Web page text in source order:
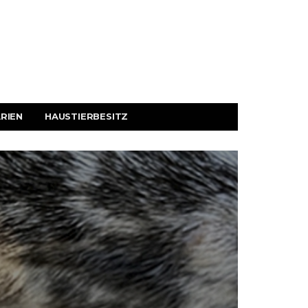
HAUSTIERBESITZ